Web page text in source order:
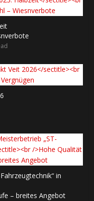
in
– breites Angebot